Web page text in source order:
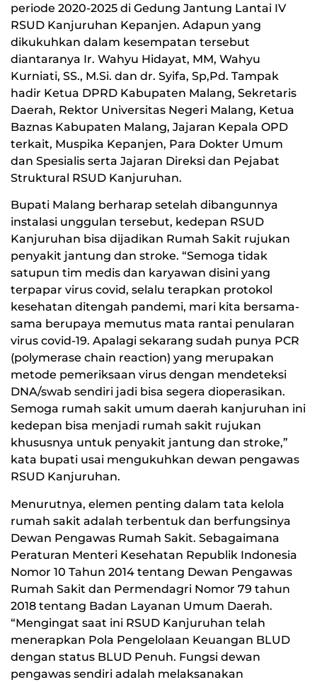
periode 2020-2025 di Gedung Jantung Lantai IV
RSUD Kanjuruhan Kepanjen. Adapun yang
dikukuhkan dalam kesempatan tersebut
diantaranya Ir. Wahyu Hidayat, MM, Wahyu
Kurniati, SS., M.Si. dan dr. Syifa, Sp,Pd. Tampak
hadir Ketua DPRD Kabupaten Malang, Sekretaris
Daerah, Rektor Universitas Negeri Malang, Ketua
Baznas Kabupaten Malang, Jajaran Kepala OPD
terkait, Muspika Kepanjen, Para Dokter Umum
dan Spesialis serta Jajaran Direksi dan Pejabat
Struktural RSUD Kanjuruhan.
Bupati Malang berharap setelah dibangunnya
instalasi unggulan tersebut, kedepan RSUD
Kanjuruhan bisa dijadikan Rumah Sakit rujukan
penyakit jantung dan stroke. “Semoga tidak
satupun tim medis dan karyawan disini yang
terpapar virus covid, selalu terapkan protokol
kesehatan ditengah pandemi, mari kita bersama-
sama berupaya memutus mata rantai penularan
virus covid-19. Apalagi sekarang sudah punya PCR
(polymerase chain reaction) yang merupakan
metode pemeriksaan virus dengan mendeteksi
DNA/swab sendiri jadi bisa segera dioperasikan.
Semoga rumah sakit umum daerah kanjuruhan ini
kedepan bisa menjadi rumah sakit rujukan
khususnya untuk penyakit jantung dan stroke,”
kata bupati usai mengukuhkan dewan pengawas
RSUD Kanjuruhan.
Menurutnya, elemen penting dalam tata kelola
rumah sakit adalah terbentuk dan berfungsinya
Dewan Pengawas Rumah Sakit. Sebagaimana
Peraturan Menteri Kesehatan Republik Indonesia
Nomor 10 Tahun 2014 tentang Dewan Pengawas
Rumah Sakit dan Permendagri Nomor 79 tahun
2018 tentang Badan Layanan Umum Daerah.
“Mengingat saat ini RSUD Kanjuruhan telah
menerapkan Pola Pengelolaan Keuangan BLUD
dengan status BLUD Penuh. Fungsi dewan
pengawas sendiri adalah melaksanakan